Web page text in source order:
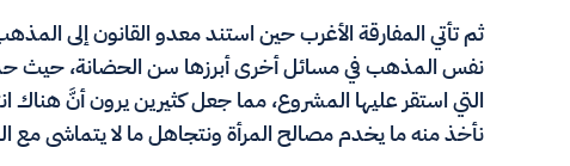
ثم تأتي المفارقة الأغرب حين استند معدو القانون إلى
نفس المذهب في مسائل أخرى أبرزها سن الحضانة، حيث
التي استقر عليها المشروع، مما جعل كثيرين يرون أنَّ هناك
نأخذ منه ما يخدم مصالح المرأة ونتجاهل ما لا يتماشى مع